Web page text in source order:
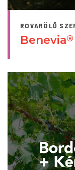
ROVARÖLŐ
Benevia®